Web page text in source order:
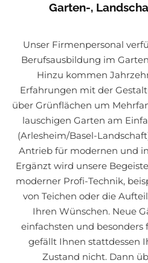
Garten-,
Unser Firmenpersonal
Berufsausbildung im
Hinzu kommen
Erfahrungen mit der
über Grünflächen um
lauschigen Garten am
(Arlesheim/Basel-
Antrieb für modernen und
Ergänzt wird unsere
moderner Profi-Technik,
von Teichen oder die
Ihren Wünschen. Neue
einfachsten und besonders
gefällt Ihnen stattdessen
Zustand nicht. Dann